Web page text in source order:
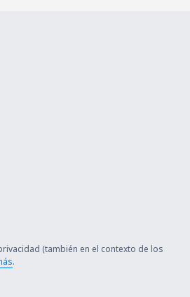
(también en el contexto de los
.